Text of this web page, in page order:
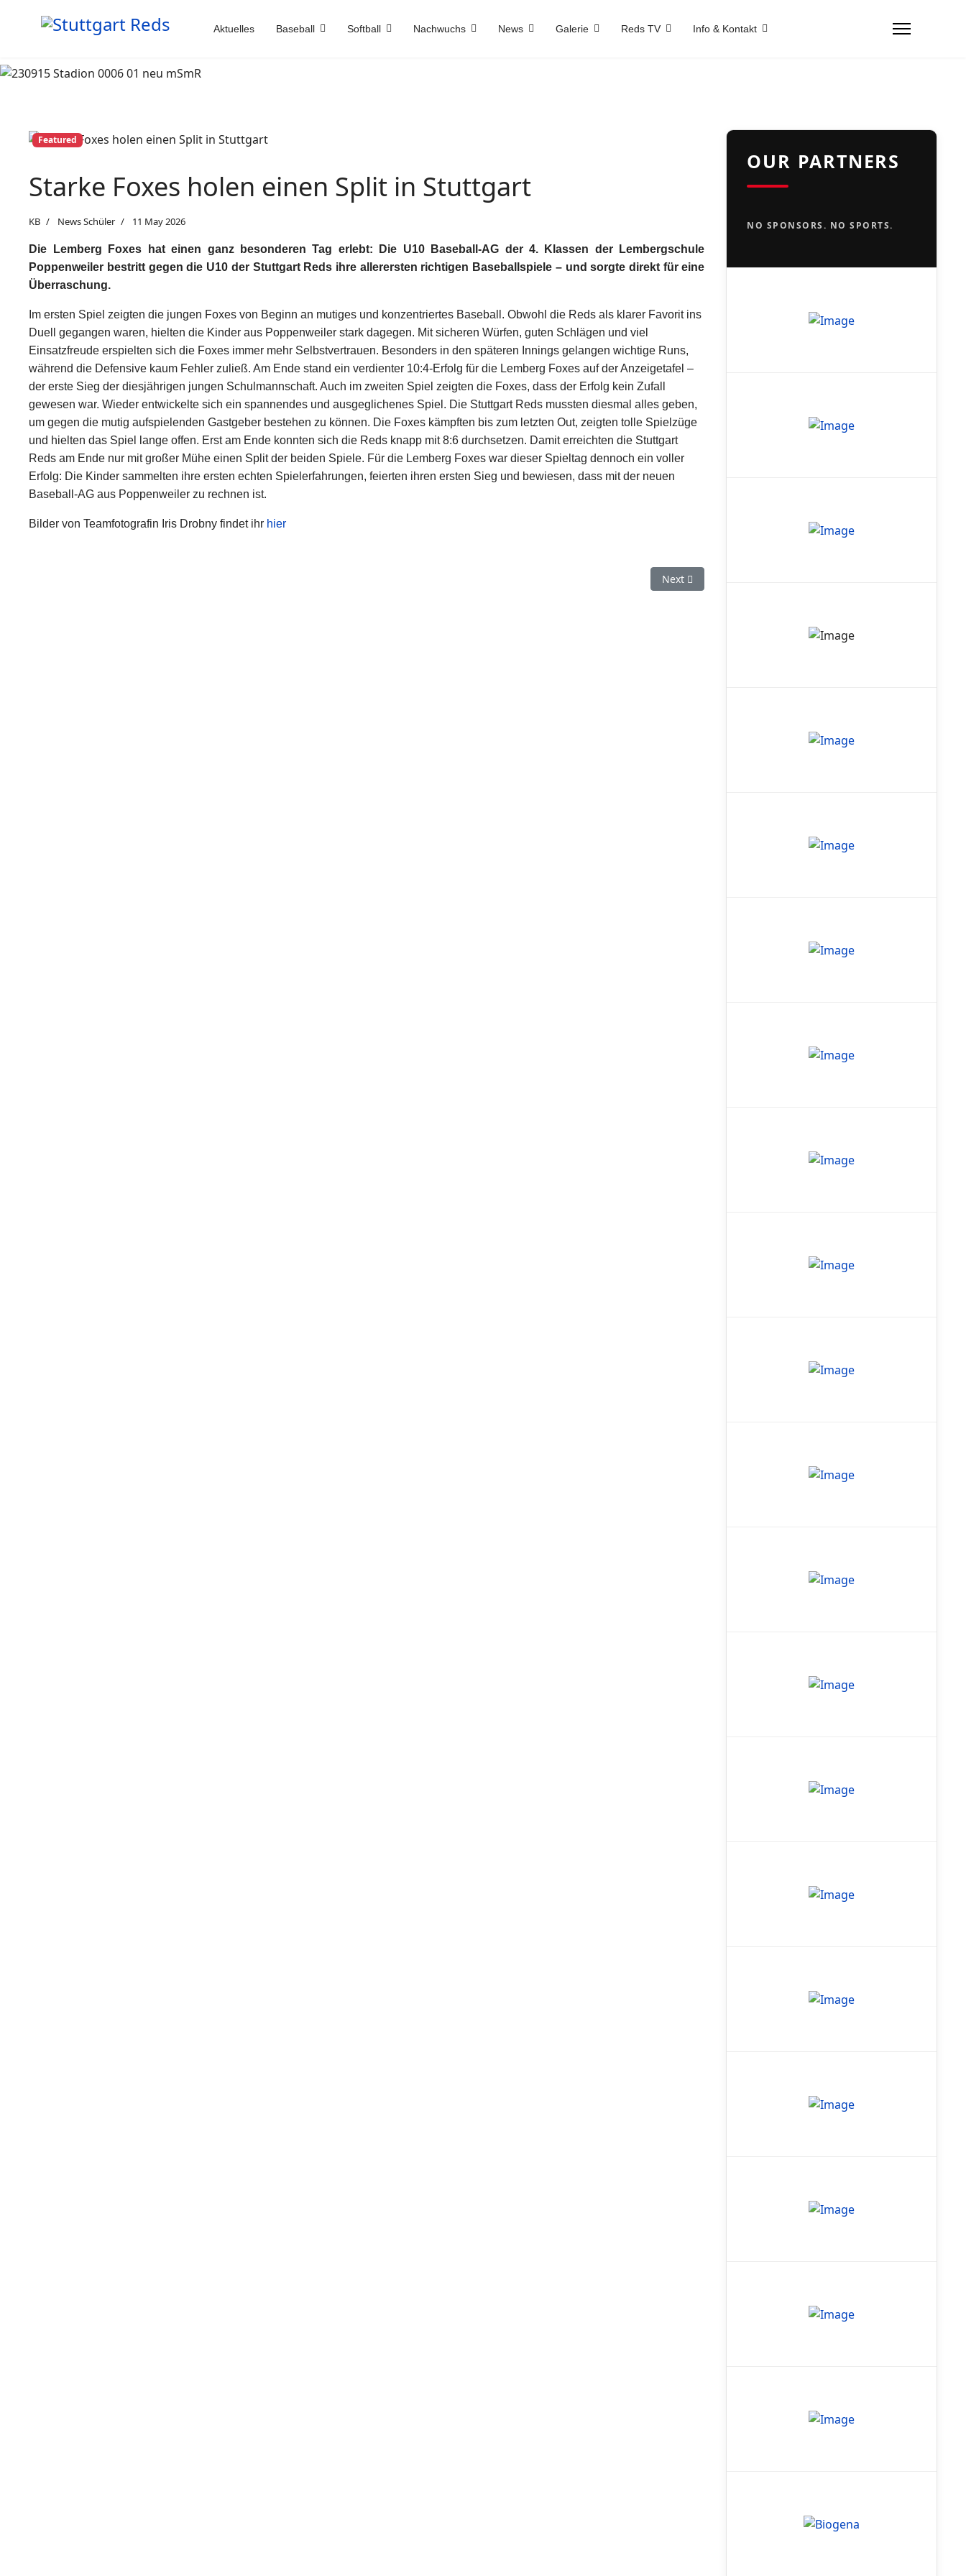
Aktuelles Baseball Softball Nachwuchs News Galerie Reds TV Info & Kontakt
Featured
Starke Foxes holen einen Split in Stuttgart
KB News Schüler 11 May 2026
Die Lemberg Foxes hat einen ganz besonderen Tag erlebt: Die U10 Baseball-AG der 4. Klassen der Lembergschule
Poppenweiler bestritt gegen die U10 der Stuttgart Reds ihre allerersten richtigen Baseballspiele – und sorgte direkt für eine
Überraschung.
Im ersten Spiel zeigten die jungen Foxes von Beginn an mutiges und konzentriertes Baseball. Obwohl die Reds als klarer Favorit ins
Duell gegangen waren, hielten die Kinder aus Poppenweiler stark dagegen. Mit sicheren Würfen, guten Schlägen und viel
Einsatzfreude erspielten sich die Foxes immer mehr Selbstvertrauen. Besonders in den späteren Innings gelangen wichtige Runs,
während die Defensive kaum Fehler zuließ. Am Ende stand ein verdienter 10:4-Erfolg für die Lemberg Foxes auf der Anzeigetafel –
der erste Sieg der diesjährigen jungen Schulmannschaft. Auch im zweiten Spiel zeigten die Foxes, dass der Erfolg kein Zufall
gewesen war. Wieder entwickelte sich ein spannendes und ausgeglichenes Spiel. Die Stuttgart Reds mussten diesmal alles geben,
um gegen die mutig aufspielenden Gastgeber bestehen zu können. Die Foxes kämpften bis zum letzten Out, zeigten tolle Spielzüge
und hielten das Spiel lange offen. Erst am Ende konnten sich die Reds knapp mit 8:6 durchsetzen. Damit erreichten die Stuttgart
Reds am Ende nur mit großer Mühe einen Split der beiden Spiele. Für die Lemberg Foxes war dieser Spieltag dennoch ein voller
Erfolg: Die Kinder sammelten ihre ersten echten Spielerfahrungen, feierten ihren ersten Sieg und bewiesen, dass mit der neuen
Baseball-AG aus Poppenweiler zu rechnen ist.
Bilder von Teamfotografin Iris Drobny findet ihr hier
Next article: Stuttgart Reds belegen bei der Deutschen
Next
OUR PARTNERS
NO SPONSORS. NO SPORTS.